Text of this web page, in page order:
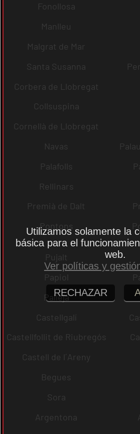
Fonollosa
Manlleu
Malgrat de Mar
Santa Susanna
Corbera de Llobregat
Collsuspina
Cornellà de Llobregat
Navas
Palafolls
Rellinars
Premià de Dalt
Pontons
Pujalt
Papiol
Pallejà
Castellgalí
Castellfollit de Riubregós
Castell de l´Areny
Begues
Sora
Argentona
Utilizamos solamente la
básica para el
web.
Ver políticas y
RECHAZAR